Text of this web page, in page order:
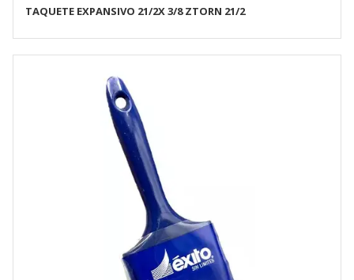
AÑADIR AL CARRITO
TAQUETE EXPANSIVO 21/2X 3/8 ZTORN 21/2